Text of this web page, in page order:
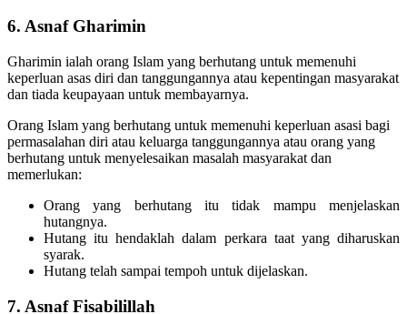
6. Asnaf Gharimin
Gharimin ialah orang Islam yang berhutang untuk memenuhi
keperluan asas diri dan tanggungannya atau kepentingan masyarakat
dan tiada keupayaan untuk membayarnya.
Orang Islam yang berhutang untuk memenuhi keperluan asasi bagi
permasalahan diri atau keluarga tanggungannya atau orang yang
berhutang untuk menyelesaikan masalah masyarakat dan
memerlukan:
Orang yang berhutang itu tidak mampu menjelaskan
hutangnya.
Hutang itu hendaklah dalam perkara taat yang diharuskan
syarak.
Hutang telah sampai tempoh untuk dijelaskan.
7. Asnaf Fisabilillah